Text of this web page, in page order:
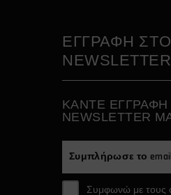
ΕΓΓΡΑΦΗ ΣΤΟ
NEWSLETTER
ΚAΝΤΕ
NEWSLETTER
Συμφωνώ με τους